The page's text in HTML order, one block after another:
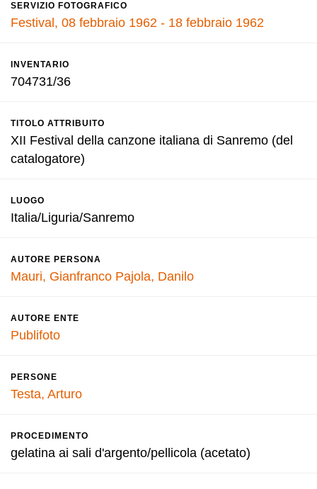
SERVIZIO FOTOGRAFICO
Festival, 08 febbraio 1962 - 18 febbraio 1962
INVENTARIO
704731/36
TITOLO ATTRIBUITO
XII Festival della canzone italiana di Sanremo (del
catalogatore)
LUOGO
Italia/Liguria/Sanremo
AUTORE PERSONA
Mauri, Gianfranco Pajola, Danilo
AUTORE ENTE
Publifoto
PERSONE
Testa, Arturo
PROCEDIMENTO
gelatina ai sali d'argento/pellicola (acetato)